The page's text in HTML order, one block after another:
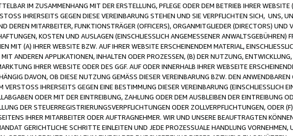
IM ZUSAMMENHANG MIT DER ERSTELLUNG, PFLEGE ODER DEM BETRIEB IHRER WEBSITE
IHRERSEITS GEGEN DIESE VEREINBARUNG STEHEN UND SIE VERPFLICHTEN SICH, UNS,
DEREN MITARBEITER, FUNKTIONSTRÄGER (OFFICERS), ORGANMITGLIEDER (DIRECTORS) UND
KOSTEN UND AUSLAGEN (EINSCHLIESSLICH ANGEMESSENER ANWALTSGEBÜHREN)
MIT (A) IHRER WEBSITE BZW. AUF IHRER WEBSITE ERSCHEINENDEM MATERIAL,
ANDEREN APPLIKATIONEN, INHALTEN ODER PROZESSEN, (B) DER NUTZUNG,
IHRER WEBSITE ODER DES GGF. AUF ODER INNERHALB IHRER WEBSEITE
DAVON, OB DIESE NUTZUNG GEMÄSS DIESER VEREINBARUNG BZW. DEN ANWENDBAREN
IHRERSEITS GEGEN EINE BESTIMMUNG DIESER VEREINBARUNG (EINSCHLIESSLICH
ODER MIT DER EINTREIBUNG, ZAHLUNG ODER DEM AUSBLEIBEN DER EINTREIBUNG
DER STEUERREGISTRIERUNGSVERPFLICHTUNGEN ODER ZOLLVERPFLICHTUNGEN, ODER
IHRER MITARBEITER ODER AUFTRAGNEHMER. WIR UND UNSERE BEAUFTRAGTEN
GERICHTLICHE SCHRITTE EINLEITEN UND JEDE PROZESSUALE HANDLUNG VORNEHMEN,